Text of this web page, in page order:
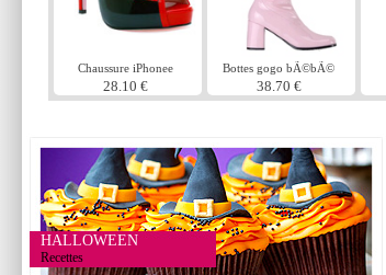
Chaussure iPhonee
28.10 €
Bottes gogo bÃ©bÃ©
rose
38.70 €
HALLOWEEN
Recettes